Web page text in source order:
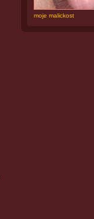
moje malickost